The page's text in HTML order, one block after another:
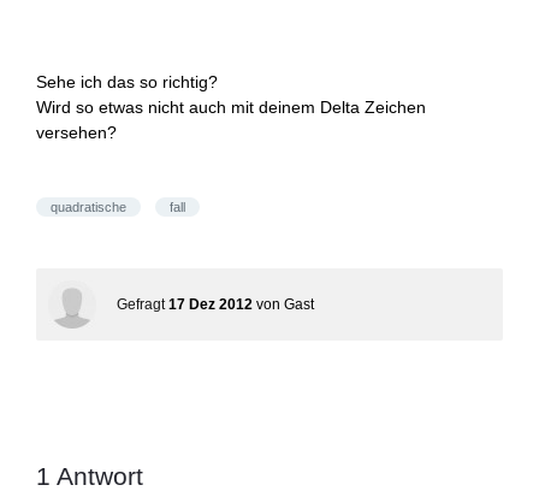
Sehe ich das so richtig?
Wird so etwas nicht auch mit deinem Delta Zeichen
versehen?
quadratische fall
Gefragt 17 Dez 2012 von Gast
1 Antwort